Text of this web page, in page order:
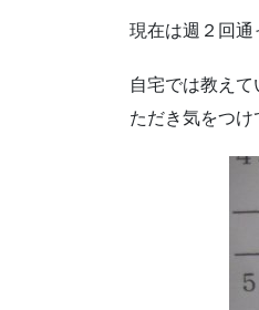
現在は週２回通
自宅では教え
ただき気をつけ